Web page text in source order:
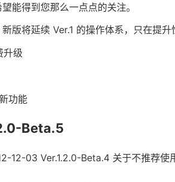
能得到您那么一点点的关注。
版将延续 Ver.1 的操作体系，只在提升
升级
功能
Beta.5
12-03 Ver.1.2.0-Beta.4 关于不推荐